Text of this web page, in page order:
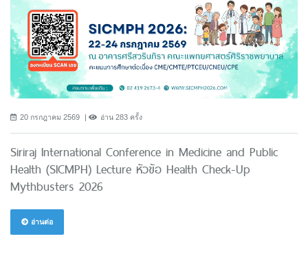
20 กรกฎาคม 2569 อ่าน 283 ครั้ง
Siriraj International Conference in Medicine and Public
Health (SICMPH) Lecture หัวข้อ Health Check-Up
Mythbusters 2026
อ่านต่อ